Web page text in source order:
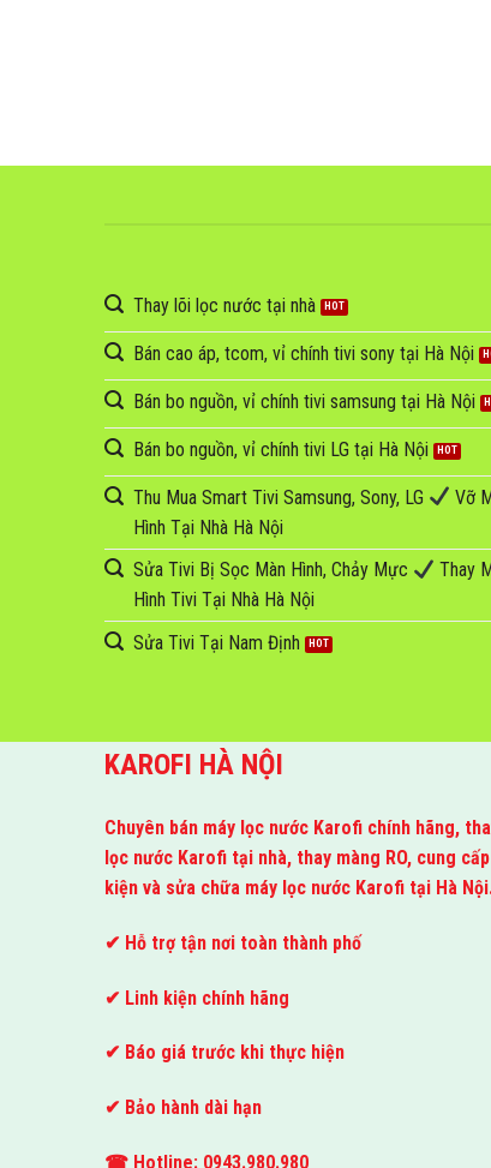
Thay lõi lọc nước tại nhà
Bán cao áp, tcom, vỉ chính tivi sony tại Hà Nội
Bán bo nguồn, vỉ chính tivi samsung tại Hà Nội
Bán bo nguồn, vỉ chính tivi LG tại Hà Nội
Thu Mua Smart Tivi Samsung, Sony, LG
Vỡ
Hình Tại Nhà Hà Nội
Sửa Tivi Bị Sọc Màn Hình, Chảy Mực
Thay
Hình Tivi Tại Nhà Hà Nội
Sửa Tivi Tại Nam Định
KAROFI HÀ NỘI
Chuyên bán máy lọc nước Karofi chính hãng,
lọc nước Karofi tại nhà, thay màng RO, cung
kiện và sửa chữa máy lọc nước Karofi tại Hà
✔ Hỗ trợ tận nơi toàn thành phố
✔ Linh kiện chính hãng
✔ Báo giá trước khi thực hiện
✔ Bảo hành dài hạn
☎ Hotline: 0943.980.980